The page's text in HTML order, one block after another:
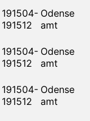
191504-
191512
Odense
amt
191504-
191512
Odense
amt
191504-
191512
Odense
amt